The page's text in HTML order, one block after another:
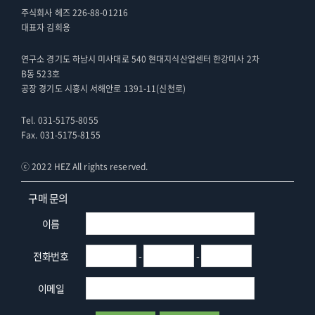
주식회사 헤즈 226-88-01216
대표자 김희용
연구소 경기도 하남시 미사대로 540 현대지식산업센터 한강미사 2차
B동 523호
공장 경기도 시흥시 서해안로 1391-11(신천로)
Tel. 031-5175-8055
Fax. 031-5175-8155
ⓒ 2022 HEZ All rights reserved.
구매 문의
이름
전화번호 - -
이메일